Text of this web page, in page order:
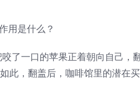
用是什么？
了一口的苹果正着朝向自己
此，翻盖后，咖啡馆里的潜在